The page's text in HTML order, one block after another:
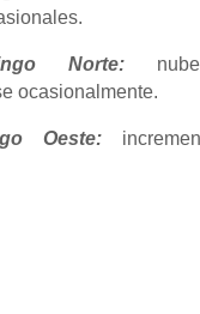
Norte:
ocasionalmente.
Oeste: